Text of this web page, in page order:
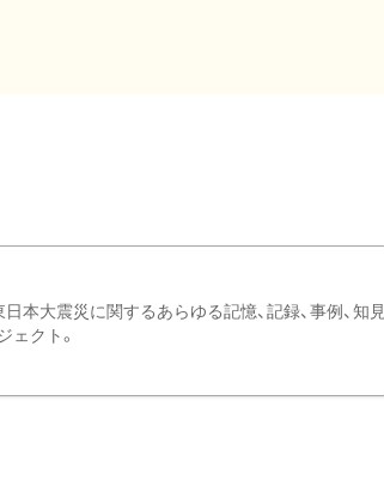
本大震災に関するあらゆる記憶、記録、事例、知見
ェクト。